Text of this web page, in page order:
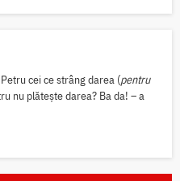
cei ce strâng darea (pentru
nu plătește darea? Ba da! – a